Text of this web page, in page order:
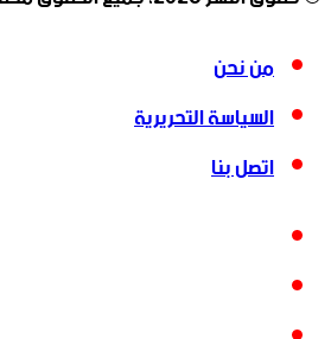
من نحن
السياسة التحريرية
اتصل بنا